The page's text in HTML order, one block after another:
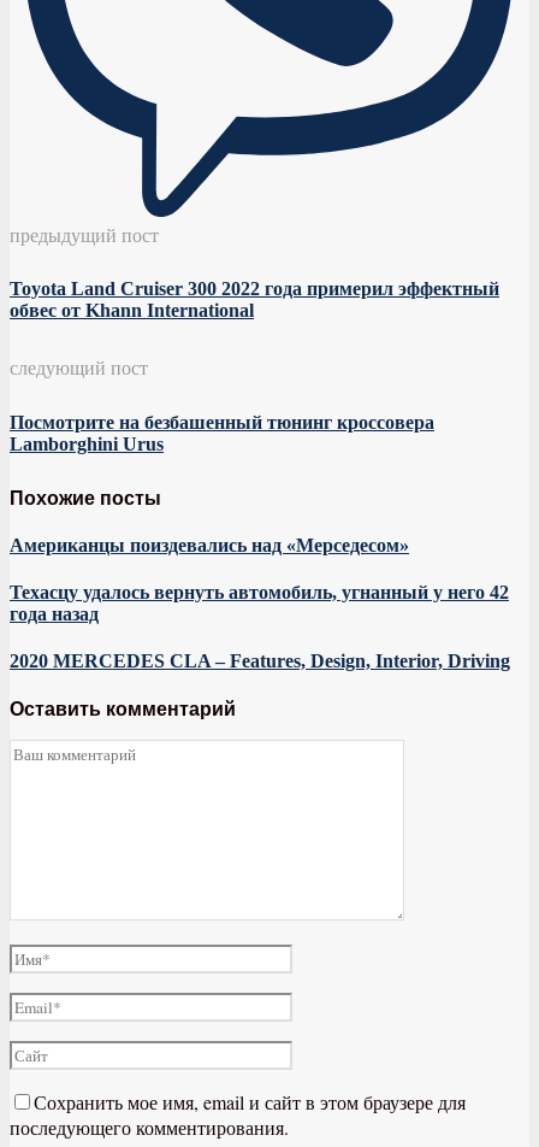
предыдущий пост
Toyota Land Cruiser 300 2022 года примерил эффектный
обвес от Khann International
следующий пост
Посмотрите на безбашенный тюнинг кроссовера
Lamborghini Urus
Похожие посты
Американцы поиздевались над «Мерседесом»
Техасцу удалось вернуть автомобиль, угнанный у него 42
года назад
2020 MERCEDES CLA – Features, Design, Interior, Driving
Оставить комментарий
Сохранить мое имя, email и сайт в этом браузере для
последующего комментирования.